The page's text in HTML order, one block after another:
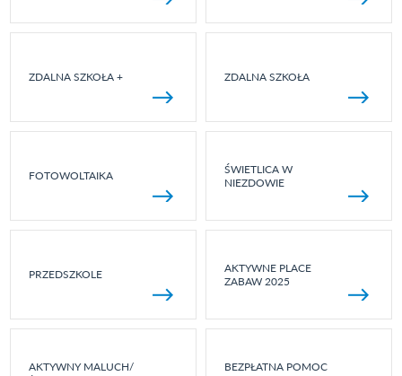
ZDALNA SZKOŁA + ZDALNA SZKOŁA
FOTOWOLTAIKA
ŚWIETLICA W
NIEZDOWIE
PRZEDSZKOLE
AKTYWNE PLACE
ZABAW 2025
AKTYWNY MALUCH/
BEZPŁATNA POMOC